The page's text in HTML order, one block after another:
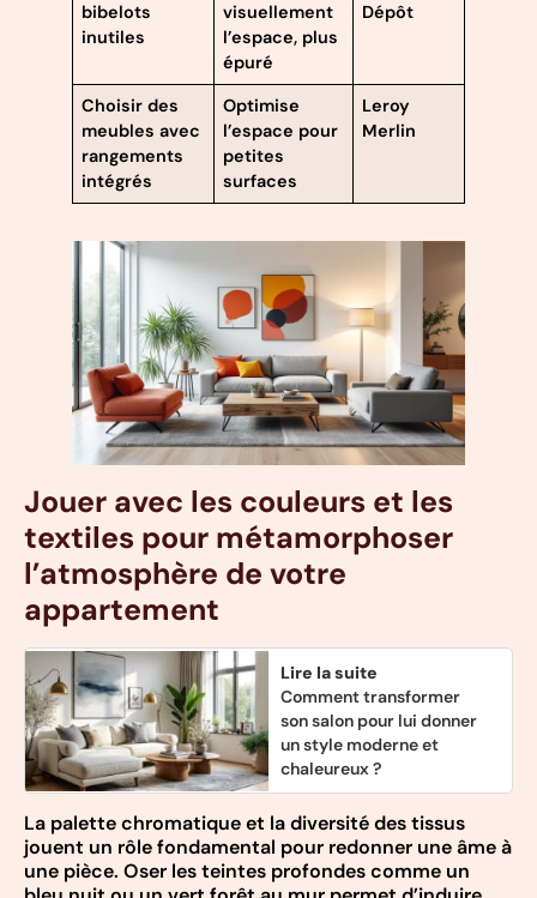
bibelots
inutiles
visuellement
l’espace, plus
épuré
Dépôt
Choisir des
meubles avec
rangements
intégrés
Optimise
l’espace pour
petites
surfaces
Leroy
Merlin
Jouer avec les couleurs et les
textiles pour métamorphoser
l’atmosphère de votre
appartement
Lire la suite
Comment transformer
son salon pour lui donner
un style moderne et
chaleureux ?
La palette chromatique et la diversité des tissus
jouent un rôle fondamental pour redonner une âme à
une pièce. Oser les teintes profondes comme un